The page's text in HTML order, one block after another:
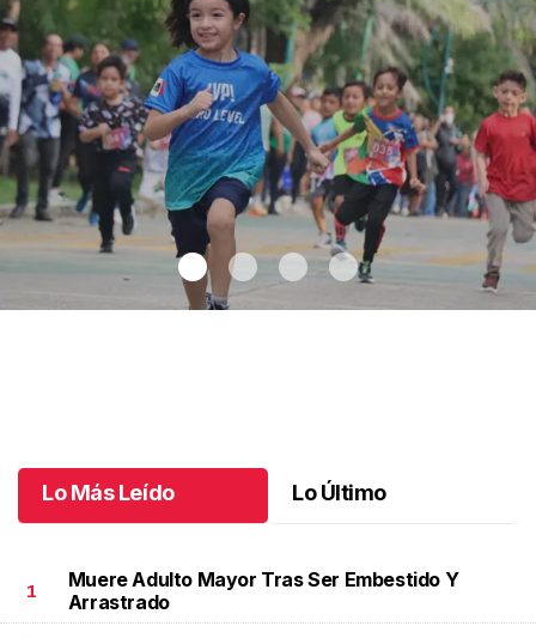
Lo Más Leído Lo Último
1
Muere Adulto Mayor Tras Ser Embestido Y
Arrastrado